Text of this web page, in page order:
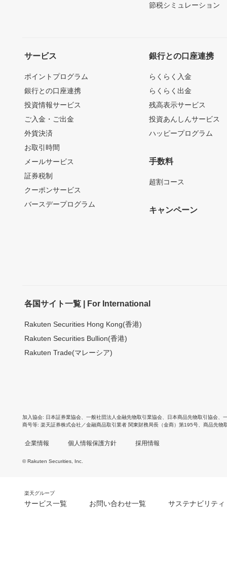
節税シミュレーション
サービス
ポイントプログラム
銀行との口座連携
投資情報サービス
ご入金・ご出金
外貨決済
お取引時間
メールサービス
証券税制
クーポンサービス
バースデープログラム
銀行との口座連携
らくらく入金
らくらく出金
残高表示サービス
投資あんしんサービス
ハッピープログラム
手数料
超割コース
キャンペーン
各国サイト一覧 | For International
Rakuten Securities Hong Kong(香港)
Rakuten Securities Bullion(香港)
Rakuten Trade(マレーシア)
加入協会 日本証券業協会 一般社団法人金融先物取引業協会 日本商品先物取引協会
商号等 楽天証券株式会社／金融商品取引業者 関東財務局長（金商）第195号、商品先物
企業情報 個人情報保護方針 採用情報
© Rakuten Securities, Inc.
楽天グループ
サービス一覧 お問い合わせ一覧 サステナビリティ